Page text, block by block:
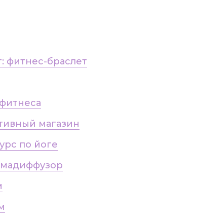
фитнес-браслет
магазин
по йоге